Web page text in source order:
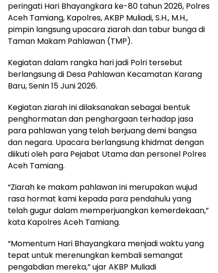
peringati Hari Bhayangkara ke-80 tahun 2026, Polres
Aceh Tamiang, Kapolres, AKBP Muliadi, S.H., M.H.,
pimpin langsung upacara ziarah dan tabur bunga di
Taman Makam Pahlawan (TMP).
Kegiatan dalam rangka hari jadi Polri tersebut
berlangsung di Desa Pahlawan Kecamatan Karang
Baru, Senin 15 Juni 2026.
Kegiatan ziarah ini dilaksanakan sebagai bentuk
penghormatan dan penghargaan terhadap jasa
para pahlawan yang telah berjuang demi bangsa
dan negara. Upacara berlangsung khidmat dengan
diikuti oleh para Pejabat Utama dan personel Polres
Aceh Tamiang.
“Ziarah ke makam pahlawan ini merupakan wujud
rasa hormat kami kepada para pendahulu yang
telah gugur dalam memperjuangkan kemerdekaan,”
kata Kapolres Aceh Tamiang.
“Momentum Hari Bhayangkara menjadi waktu yang
tepat untuk merenungkan kembali semangat
pengabdian mereka,” ujar AKBP Muliadi